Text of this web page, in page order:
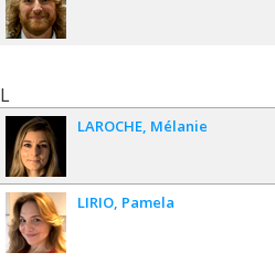
L
LAROCHE Mélanie
LIRIO Pamela